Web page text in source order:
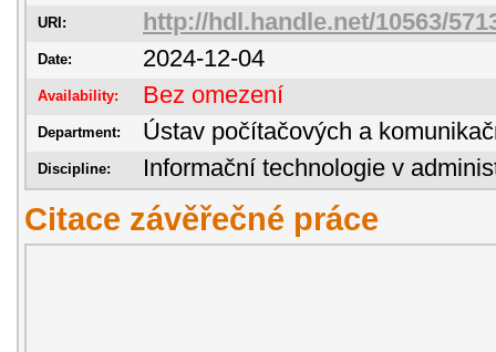
URI: http://hdl.handle.net/10563/
Date: 2024-12-04
Availability: Bez omezení
Department: Ústav počítačových a
Discipline: Informační technologie v
Citace závěřečné práce